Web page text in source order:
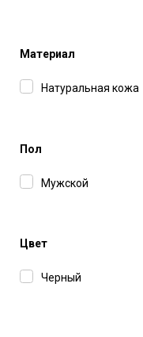
Материал
Натуральная кожа
Пол
Мужской
Цвет
Черный